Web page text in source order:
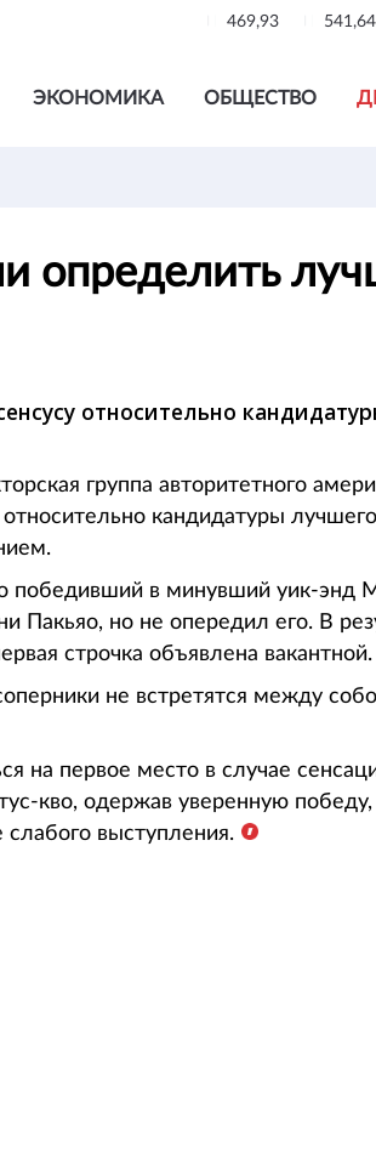
469,93 541,64
ЭКОНОМИКА ОБЩЕСТВО
определить
относительно
группа авторитетного
кандидатуры
в минувший уик-энд
но не опередил его. В
строчка объявлена вакантной.
не встретятся между
на первое место в случае
кво, одержав уверенную
выступления.